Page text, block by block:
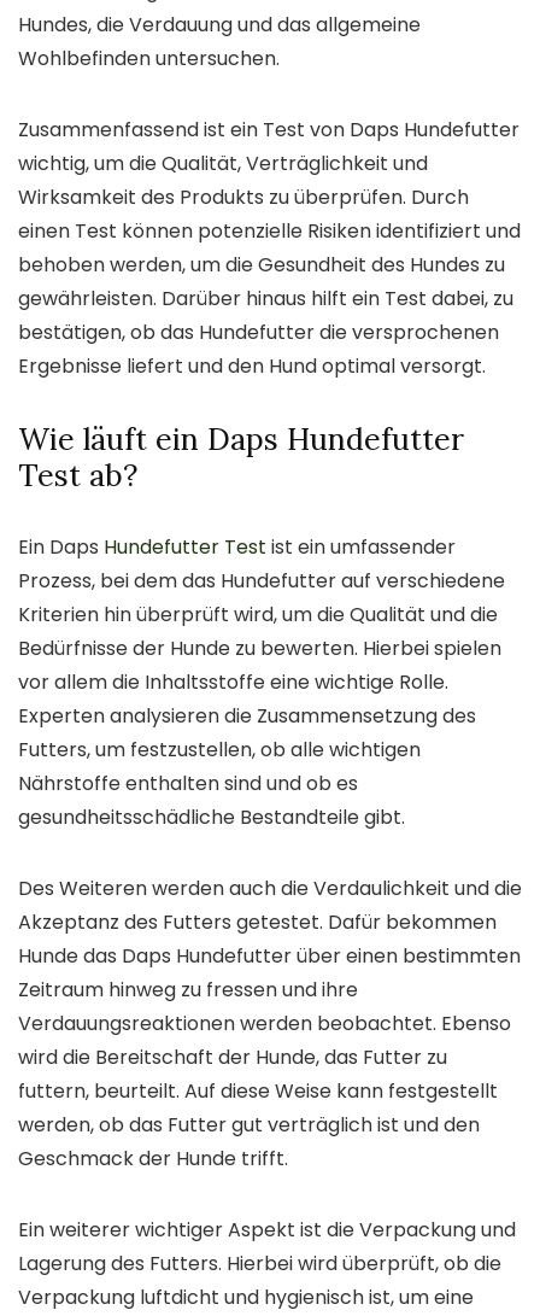
Hundes, die Verdauung und das allgemeine
Wohlbefinden untersuchen.
Zusammenfassend ist ein Test von Daps Hundefutter
wichtig, um die Qualität, Verträglichkeit und
Wirksamkeit des Produkts zu überprüfen. Durch
einen Test können potenzielle Risiken identifiziert und
behoben werden, um die Gesundheit des Hundes zu
gewährleisten. Darüber hinaus hilft ein Test dabei, zu
bestätigen, ob das Hundefutter die versprochenen
Ergebnisse liefert und den Hund optimal versorgt.
Wie läuft ein Daps Hundefutter
Test ab?
Ein Daps Hundefutter Test ist ein umfassender
Prozess, bei dem das Hundefutter auf verschiedene
Kriterien hin überprüft wird, um die Qualität und die
Bedürfnisse der Hunde zu bewerten. Hierbei spielen
vor allem die Inhaltsstoffe eine wichtige Rolle.
Experten analysieren die Zusammensetzung des
Futters, um festzustellen, ob alle wichtigen
Nährstoffe enthalten sind und ob es
gesundheitsschädliche Bestandteile gibt.
Des Weiteren werden auch die Verdaulichkeit und die
Akzeptanz des Futters getestet. Dafür bekommen
Hunde das Daps Hundefutter über einen bestimmten
Zeitraum hinweg zu fressen und ihre
Verdauungsreaktionen werden beobachtet. Ebenso
wird die Bereitschaft der Hunde, das Futter zu
futtern, beurteilt. Auf diese Weise kann festgestellt
werden, ob das Futter gut verträglich ist und den
Geschmack der Hunde trifft.
Ein weiterer wichtiger Aspekt ist die Verpackung und
Lagerung des Futters. Hierbei wird überprüft, ob die
Verpackung luftdicht und hygienisch ist, um eine